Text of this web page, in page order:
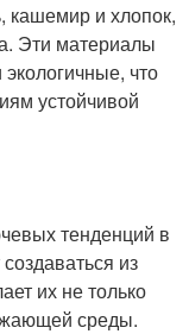
кашемир и хлопок,
Эти материалы
что
устойчивой
тенденций в
из
их не только
среды.